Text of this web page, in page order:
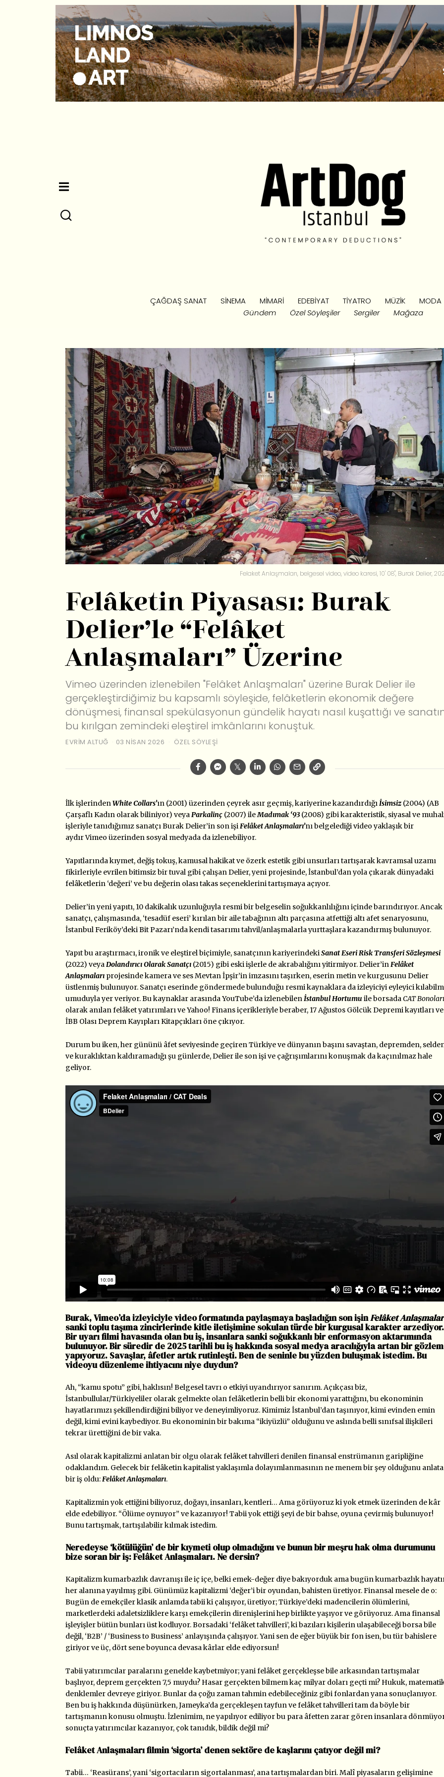
ÇAĞDAŞ SANAT SINEMA MIMARI EDEBIYAT TIYATRO MÜZIK
MODA
Gündem
Özel Söyleşiler Sergiler Mağaza
Felaket Anlaşmaları, belgesel video, video karesi, 10' 08'', Burak Delier,
Felâketin Piyasası: Burak
Delier’le “Felâket
Anlaşmaları” Üzerine
Vimeo üzerinden izlenebilen "Felâket Anlaşmaları" üzerine Burak Delier ile
gerçekleştirdiğimiz bu kapsamlı söyleşide, felâketlerin ekonomik değere
dönüşmesi, finansal spekülasyonun gündelik hayatı nasıl kuşattığı ve
bu kırılgan zemindeki eleştirel imkânlarını konuştuk.
EVRIM ALTUĞ 03 NISAN 2026 ÖZEL SÖYLEŞI
İlk işlerindenWhite Collars’ın (2001) üzerinden çeyrek asır geçmiş, kariyerine kazandırdığıİsimsiz(2004) (AB
Çarşaflı Kadın olarak biliniyor) veyaParkalinç (2007) ileMadımak ‘93 (2008) gibi karakteristik, siyasal ve
işleriyle tanıdığımız sanatçı BurakDelier’in sonişiFelâket Anlaşmaları’nı belgelediği video yaklaşık bir
aydırVimeo üzerinden sosyal medyada da izlenebiliyor.
Yapıtlarında kıymet, değiş tokuş, kamusal hakikat ve özerk estetik gibi unsurları tartışarak kavramsal uzamı
fikirleriyle evrilen bitimsiz bir tuval gibi çalışan Delier, yeni projesinde, İstanbul’dan yola çıkarak dünyadaki
felâketlerin ‘değeri’ ve bu değerin olası takas seçeneklerini tartışmaya açıyor.
Delier’in yeni yapıtı, 10 dakikalık uzunluğuyla resmi bir belgeselin soğukkanlılığını içinde barındırıyor. Ancak
sanatçı, çalışmasında, ‘tesadüf eseri’ kırılan bir aile tabağının altı parçasına atfettiği altı afet senaryosunu,
İstanbul Feriköy’deki Bit Pazarı’nda kendi tasarımı tahvil/anlaşmalarla yurttaşlara kazandırmış bulunuyor.
Yapıt bu araştırmacı, ironik ve eleştirel biçimiyle, sanatçının kariyerindekiSanat Eseri Risk Transferi Sözleşmesi
(2022) veyaDolandırıcı Olarak Sanatçı (2015) gibi eski işlerle de akrabalığını yitirmiyor. Delier’inFelâket
Anlaşmaları projesinde kamera ve ses Mevtan İpşir’in imzasını taşırken, eserin metin ve kurgusunu Delier
üstlenmiş bulunuyor. Sanatçı eserinde göndermede bulunduğu resmi kaynaklara da izleyiciyi eyleyici
umuduyla yer veriyor. Bu kaynaklar arasında YouTube’da izlenebilenİstanbul Hortumu ile borsadaCAT Bonoları
olarak anılan felâket yatırımları ve Yahoo! Finans içerikleriyle beraber, 17 Ağustos Gölcük Depremi kayıtları ve
İBB Olası Deprem Kayıpları Kitapçıkları öne çıkıyor.
Durum bu iken, her gününü âfet seviyesinde geçiren Türkiye ve dünyanın başını savaştan, depremden,
ve kuraklıktan kaldıramadığı şu günlerde, Delier ile son işi ve çağrışımlarını konuşmak da kaçınılmaz hale
geliyor.
Burak, Vimeo’da izleyiciyle video formatında paylaşmaya başladığın son işinFelâket
sanki toplu taşıma zincirlerinde kitle iletişimine sokulan türde bir kurgusal karakter arzediyor.
Bir uyarı filmi havasında olan bu iş, insanlara sanki soğukkanlı bir enformasyon aktarımında
bulunuyor. Bir süredir de 2025 tarihli bu iş hakkında sosyal medya aracılığıyla artan bir gözlem
yapıyoruz. Savaşlar, âfetler artık rutinleşti. Ben de seninle bu yüzden buluşmak istedim. Bu
videoyu düzenleme ihtiyacını niye duydun?
Ah, “kamu spotu” gibi, haklısın! Belgesel tavrı o etkiyi uyandırıyor sanırım. Açıkçası biz,
İstanbullular/Türkiyeliler olarak gelmekte olan felâketlerin belli bir ekonomi yarattığını, bu ekonominin
hayatlarımızı şekillendirdiğini biliyor ve deneyimliyoruz. Kimimiz İstanbul’dan taşınıyor, kimi evinden emin
değil, kimi evini kaybediyor. Bu ekonominin bir bakıma “ikiyüzlü” olduğunu ve aslında belli sınıfsal ilişkileri
tekrar ürettiğini de bir vaka.
Asıl olarak kapitalizmi anlatan bir olgu olarak felâket tahvilleri denilen finansal enstrümanın garipliğine
odaklandım. Gelecek bir felâketin kapitalist yaklaşımla dolayımlanmasının ne menem bir şey olduğunu
bir iş oldu:Felâket Anlaşmaları.
Kapitalizmin yok ettiğini biliyoruz, doğayı, insanları, kentleri… Ama görüyoruz ki yok etmek üzerinden de kâr
elde edebiliyor. “Ölüme oynuyor” ve kazanıyor! Tabii yok ettiği şeyi de bir bahse, oyuna çevirmiş bulunuyor!
Bunu tartışmak, tartışılabilir kılmak istedim.
Neredeyse ‘kötülüğün’ de bir kıymeti olup olmadığını ve bunun bir meşru hak olma durumunu
bize soran bir iş: Felâket Anlaşmaları. Ne dersin?
Kapitalizm kumarbazlık davranışı ile iç içe, belki emek-değer diye bakıyorduk ama bugün kumarbazlık
her alanına yayılmış gibi. Günümüz kapitalizmi ‘değer’i bir oyundan, bahisten üretiyor. Finansal mesele de o:
Bugün de emekçiler klasik anlamda tabii ki çalışıyor, üretiyor; Türkiye’deki madencilerin ölümlerini,
marketlerdeki adaletsizliklere karşı emekçilerin direnişlerini hep birlikte yaşıyor ve görüyoruz. Ama finansal
işleyişler bütün bunları üst kodluyor. Borsadaki ‘felâket tahvilleri’, ki bazıları kişilerin ulaşabileceği borsa bile
değil, ‘B2B’ / ‘Business to Business’ anlayışında çalışıyor. Yani sen de eğer büyük bir fon isen, bu tür bahislere
giriyor ve üç, dört sene boyunca devasa kârlar elde ediyorsun!
Tabii yatırımcılar paralarını genelde kaybetmiyor; yani felâket gerçekleşse bile arkasından tartışmalar
başlıyor, deprem gerçekten 7,5 muydu? Hasar gerçekten bilmem kaç milyar doları geçti mi? Hukuk,
denklemler devreye giriyor. Bunlar da çoğu zaman tahmin edebileceğiniz gibi fonlardan yana sonuçlanıyor.
Ben bu iş hakkında düşünürken, Jameyka’da gerçekleşen tayfun ve felâket tahvilleri tam da böyle bir
tartışmanın konusu olmuştu. İzlenimim, ne yapılıyor ediliyor bu para âfetten zarar gören insanlara
sonuçta yatırımcılar kazanıyor, çok tanıdık, bildik değil mi?
Felâket Anlaşmaları filmin ‘sigorta’ denen sektöre de kaşlarını çatıyor değil mi?
Tabii… ‘Reasürans’, yani ‘sigortacıların sigortalanması’, ana tartışmalardan biri. Malî piyasaların gelişimine